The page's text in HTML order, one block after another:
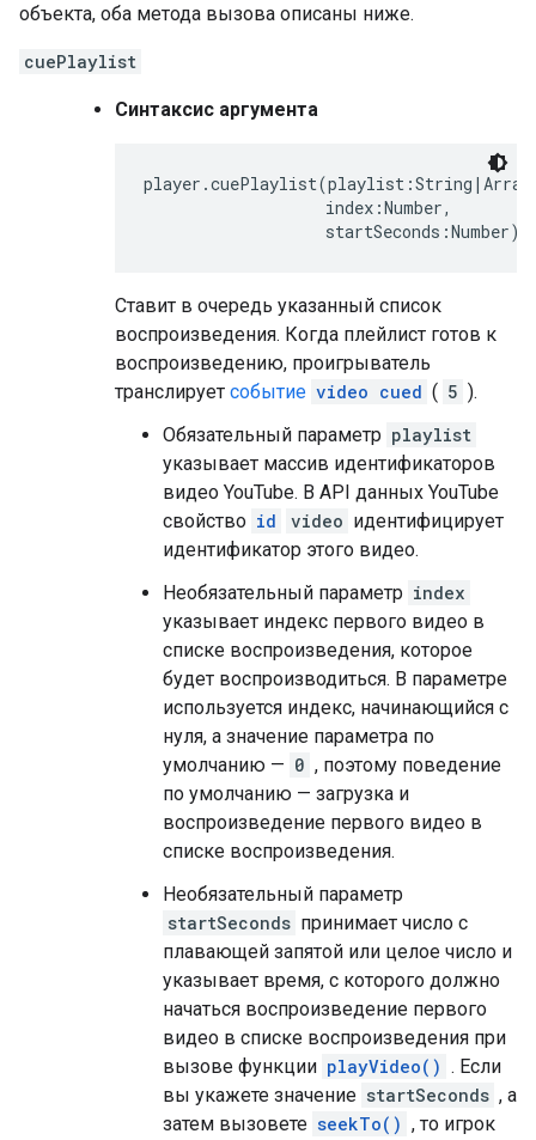
объекта, оба метода вызова описаны ниже.
cuePlaylist
Синтаксис аргумента
                   index:Number,
Ставит в очередь указанный список
воспроизведения. Когда плейлист готов к
воспроизведению, проигрыватель
транслирует событие video cued ( 5 ).
Обязательный параметр playlist
указывает массив идентификаторов
видео YouTube. В API данных YouTube
свойство id video идентифицирует
идентификатор этого видео.
Необязательный параметр index
указывает индекс первого видео в
списке воспроизведения, которое
будет воспроизводиться. В параметре
используется индекс, начинающийся с
нуля, а значение параметра по
умолчанию — 0 , поэтому поведение
по умолчанию — загрузка и
воспроизведение первого видео в
списке воспроизведения.
Необязательный параметр
startSeconds принимает число с
плавающей запятой или целое число и
указывает время, с которого должно
начаться воспроизведение первого
видео в списке воспроизведения при
вызове функции playVideo() . Если
вы укажете значение startSeconds , а
затем вызовете seekTo() , то игрок